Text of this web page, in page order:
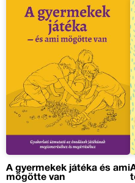
A gyermekek játéka és ami
mögötte van